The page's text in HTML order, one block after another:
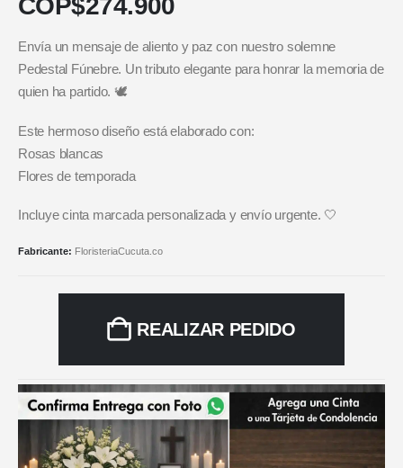
COP$274.900
Envía un mensaje de aliento y paz con nuestro solemne
Pedestal Fúnebre. Un tributo elegante para honrar la memoria de
quien ha partido. 🕊️
Este hermoso diseño está elaborado con:
Rosas blancas
Flores de temporada
Incluye cinta marcada personalizada y envío urgente. 🤍
Fabricante: FloristeriaCucuta.co
REALIZAR PEDIDO